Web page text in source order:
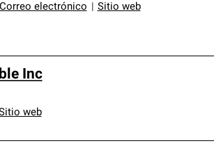
Correo electrónico Sitio web
Inc
web